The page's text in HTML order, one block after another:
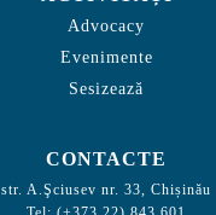
Advocacy
Evenimente
Sesizează
CONTACTE
str. A.Şciusev nr. 33, Chișinău